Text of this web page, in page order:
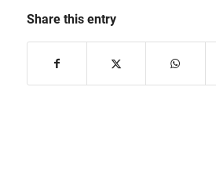
Share this entry